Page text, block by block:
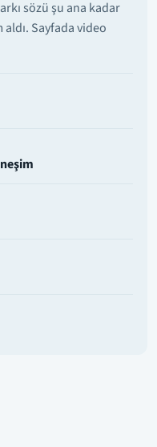
sözü şu ana kadar
Sayfada video